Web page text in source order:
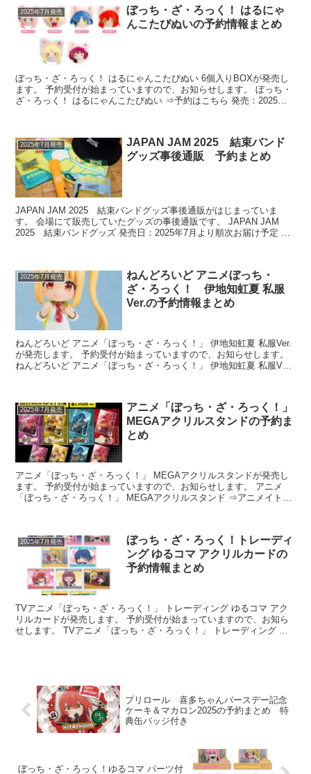
2025年7月発売
ぼっち・ざ・ろっく！ はるにゃ
んこたぴぬいの予約情報まとめ
ぼっち・ざ・ろっく！ はるにゃんこたぴぬい 6個入りBOXが発売し
ます。 予約受付が始まっていますので、お知らせします。 ぼっち・
ざ・ろっく！ はるにゃんこたぴぬい ⇒予約はこちら 発売：2025年7
2025年7月発売
JAPAN JAM 2025 結束バンド
グッズ事後通販 予約まとめ
JAPAN JAM 2025 結束バンドグッズ事後通販がはじまっていま
す。 会場にて販売していたグッズの事後通販です。 JAPAN JAM
2025 結束バンドグッズ 発売日：2025年7月より順次お届け予定 注
2025年7月発売
ねんどろいど アニメぼっち・
ざ・ろっく！ 伊地知虹夏 私服
Ver.の予約情報まとめ
ねんどろいど アニメ「ぼっち・ざ・ろっく！」 伊地知虹夏 私服Ver.
が発売します。 予約受付が始まっていますので、お知らせします。
ねんどろいど アニメ「ぼっち・ざ・ろっく！」 伊地知虹夏 私服Ver
2025年7月発売
アニメ「ぼっち・ざ・ろっく！」
MEGAアクリルスタンドの予約ま
とめ
アニメ「ぼっち・ざ・ろっく！」 MEGAアクリルスタンドが発売し
ます。 予約受付が始まっていますので、お知らせします。 アニメ
「ぼっち・ざ・ろっく！」 MEGAアクリルスタンド ⇒アニメイトで
2025年7月発売
ぼっち・ざ・ろっく！トレーディ
ング ゆるコマ アクリルカードの
予約情報まとめ
TVアニメ「ぼっち・ざ・ろっく！」 トレーディング ゆるコマ アク
リルカードが発売します。 予約受付が始まっていますので、お知ら
せします。 TVアニメ「ぼっち・ざ・ろっく！」 トレーディング ゆ
プリロール 喜多ちゃんバースデー記念
ケーキ＆マカロン2025の予約まとめ 特
典缶バッジ付き
ぼっち・ざ・ろっく！ゆるコマ パーツ付